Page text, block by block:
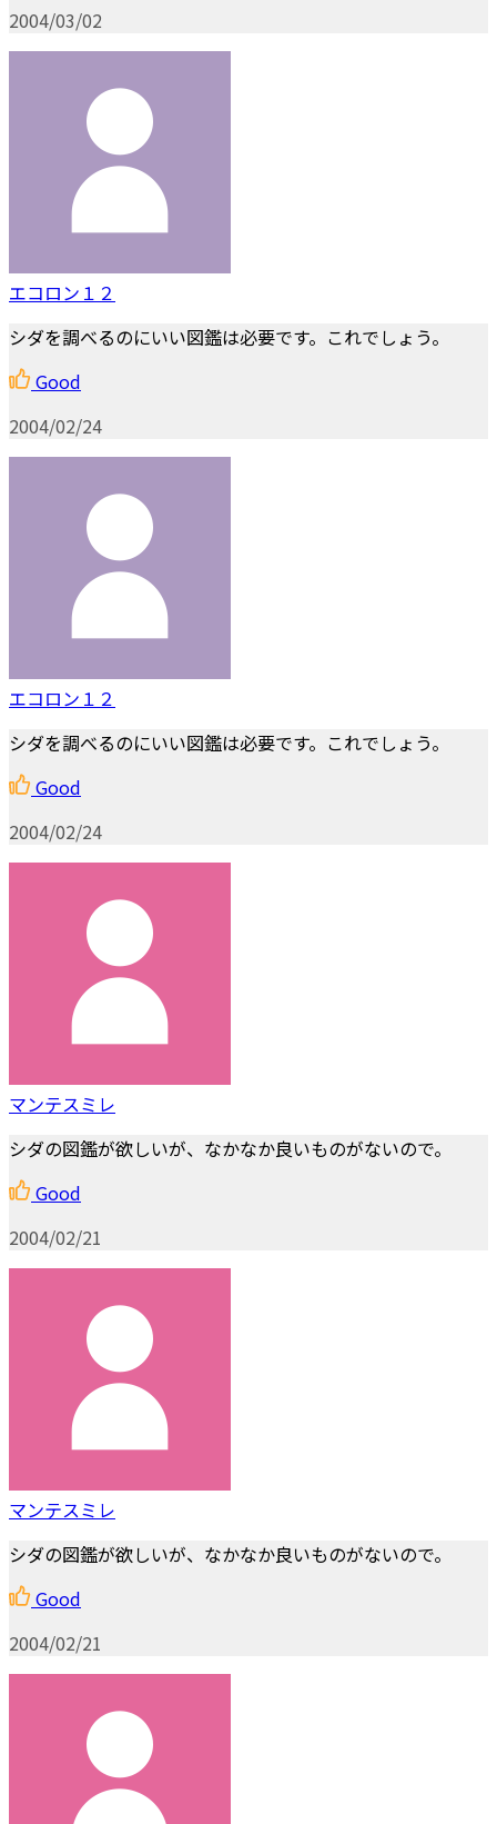
2004/03/02
エコロン１２
シダを調べるのにいい図鑑は必要です。これでしょう。
Good
2004/02/24
エコロン１２
シダを調べるのにいい図鑑は必要です。これでしょう。
Good
2004/02/24
マンテスミレ
シダの図鑑が欲しいが、なかなか良いものがないので。
Good
2004/02/21
マンテスミレ
シダの図鑑が欲しいが、なかなか良いものがないので。
Good
2004/02/21